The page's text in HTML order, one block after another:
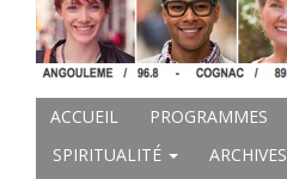
ACCUEIL PROGRAMMES
SPIRITUALITÉ
ARCHIVES